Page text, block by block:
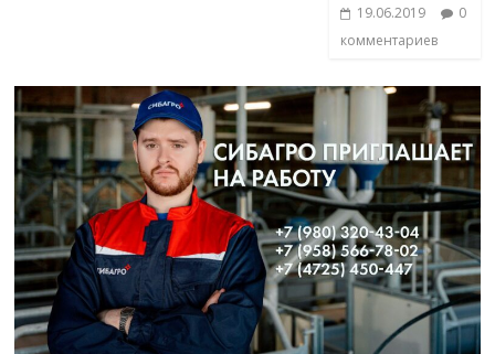
19.06.2019
0
комментариев